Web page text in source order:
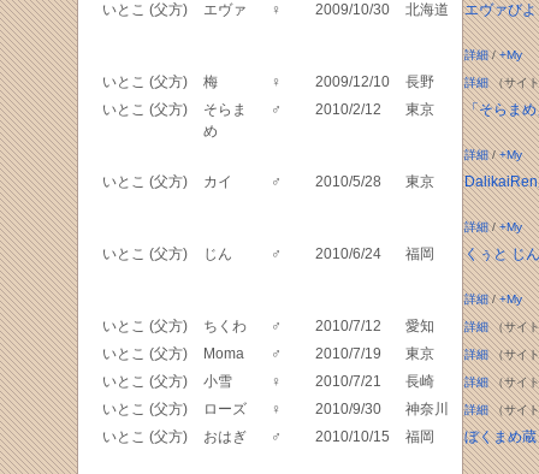
いとこ (父方) エヴァ ♀ 2009/10/30 北海道 エヴァびよ
詳細/+My
いとこ (父方) 梅 ♀ 2009/12/10 長野 詳細（サイ
いとこ (父方)
そらま
め
♂ 2010/2/12 東京 「そらま
詳細/+My
いとこ (父方) カイ ♂ 2010/5/28 東京
詳細/+My
いとこ (父方) じん ♂ 2010/6/24 福岡 くぅと じ
詳細/+My
いとこ (父方) ちくわ ♂ 2010/7/12 愛知 詳細（サイ
いとこ (父方) Moma ♂ 2010/7/19 東京 詳細（サイ
いとこ (父方) 小雪 ♀ 2010/7/21 長崎 詳細（サイ
いとこ (父方) ローズ ♀ 2010/9/30 神奈川 詳細（サイ
いとこ (父方) おはぎ ♂ 2010/10/15 福岡 ぼくまめ蔵